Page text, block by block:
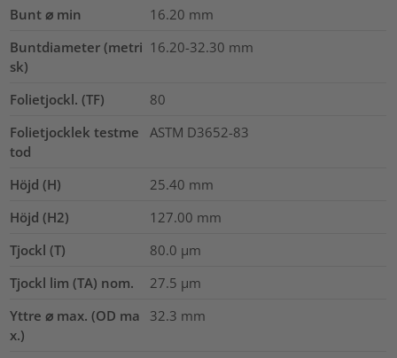
Bunt ⌀ min 16.20 mm
Buntdiameter (metri
sk)
16.20-32.30 mm
Folietjockl. (TF)
80
Folietjocklek testme
tod
ASTM D3652-83
Höjd (H) 25.40 mm
Höjd (H2)
127.00 mm
Tjockl (T)
80.0 µm
Tjockl lim (TA) nom.
27.5 µm
Yttre ⌀ max. (OD ma
x.)
32.3 mm